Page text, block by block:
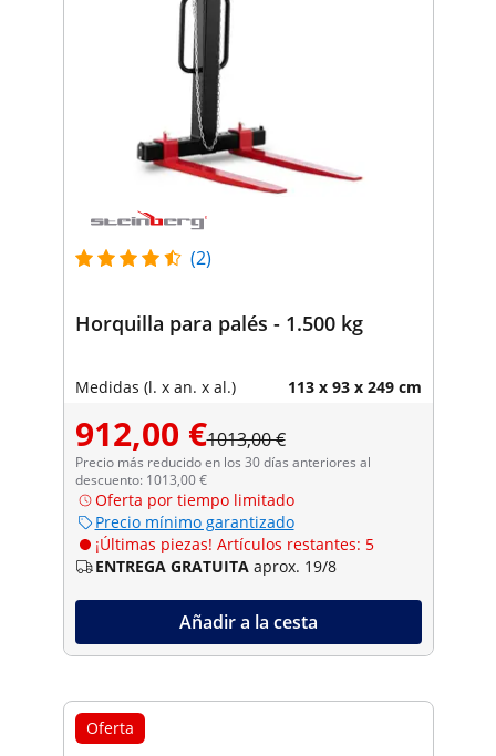
(2)
Horquilla para palés - 1.500 kg
Medidas (l. x an. x al.) 113 x 93 x 249 cm
912,00 €1013,00 €
Precio más reducido en los 30 días anteriores al
descuento: 1013,00 €
Oferta por tiempo limitado
Precio mínimo garantizado
¡Últimas piezas! Artículos restantes: 5
ENTREGA GRATUITA aprox. 19/8
Añadir a la cesta
Oferta